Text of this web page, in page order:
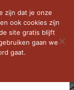
zijn dat je onze
ook cookies zijn
site gratis blijft
gaan we
gaat.